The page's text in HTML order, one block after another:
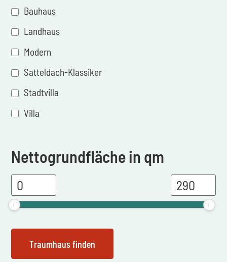
Bauhaus
Landhaus
Modern
Satteldach-Klassiker
Stadtvilla
Villa
Nettogrundfläche in qm